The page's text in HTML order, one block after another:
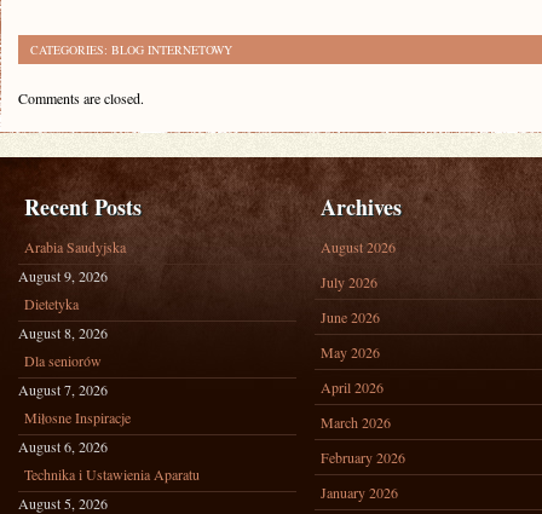
CATEGORIES: BLOG INTERNETOWY
Comments are closed.
Recent Posts
Arabia Saudyjska
August 9, 2026
Dietetyka
August 8, 2026
Dla seniorów
August 7, 2026
Miłosne Inspiracje
August 6, 2026
Technika i Ustawienia Aparatu
August 5, 2026
Archives
August 2026
July 2026
June 2026
May 2026
April 2026
March 2026
February 2026
January 2026